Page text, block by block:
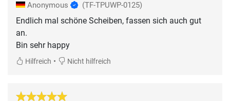
Anonymous (TF-TPUWP-0125)
Endlich mal schöne Scheiben, fassen sich auch gut
an.
Bin sehr happy
Hilfreich • Nicht hilfreich